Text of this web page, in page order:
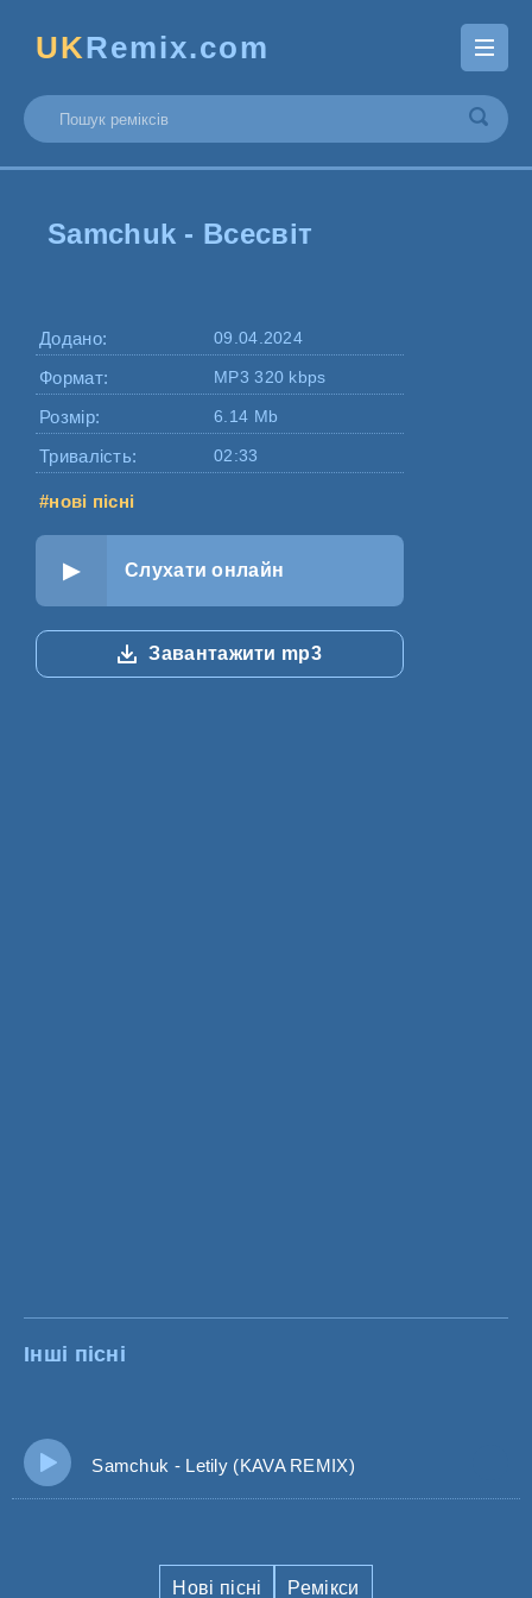
UKRemix.com
Samchuk - Всесвіт
Додано: 09.04.2024
Формат: MP3 320 kbps
Розмір: 6.14 Mb
Тривалість: 02:33
#нові пісні
Слухати онлайн
Завантажити mp3
Інші пісні
Samchuk - Letily (KAVA REMIX)
Нові пісні Ремікси